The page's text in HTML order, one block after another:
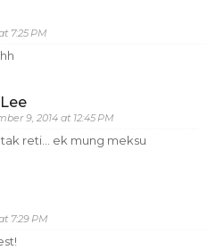
7:25 PM
9, 2014 at 12:45 PM
reti... ek mung meksu
7:29 PM